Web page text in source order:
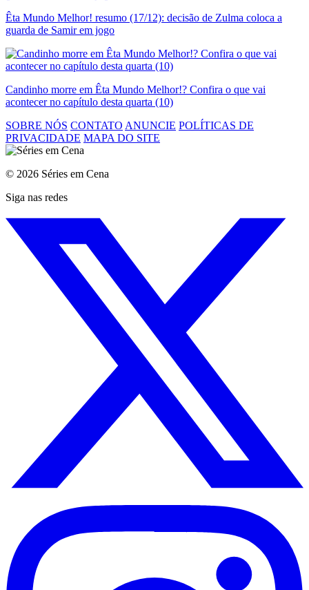
Êta Mundo Melhor! resumo (17/12): decisão de Zulma coloca a
guarda de Samir em jogo
Candinho morre em Êta Mundo Melhor!? Confira o que vai
acontecer no capítulo desta quarta (10)
SOBRE NÓS CONTATO ANUNCIE POLÍTICAS DE
PRIVACIDADE MAPA DO SITE
© 2026 Séries em Cena
Siga nas redes